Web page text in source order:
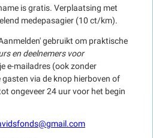
is gratis. Verplaatsing met
medepasagier (10 ct/km).
gebruikt om praktische
en deelnemers voor
e-mailadres (ook zonder
via de knop hierboven of
ongeveer 24 uur voor het begin